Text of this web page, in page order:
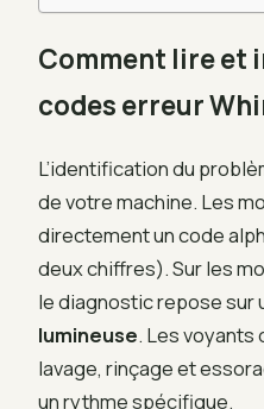
Comment lire et
codes erreur
L’identification du
de votre machine. Les
directement un code
deux chiffres). Sur les
le diagnostic repose sur
lumineuse. Les voyants
lavage, rinçage et
un rythme spécifique.